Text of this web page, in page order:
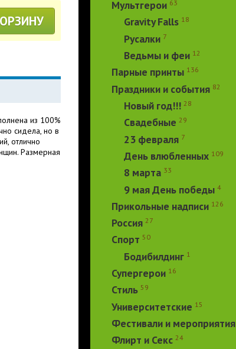
из 100%
сидела, но в
отлично
Размерная
Мультгерои 63
Gravity Falls 18
Русалки 7
Ведьмы и феи 12
Парные принты 136
Праздники и события 82
Новый год!!! 28
Свадебные 29
23 февраля 7
День влюбленных 109
8 марта 33
9 мая День победы 4
Прикольные надписи 126
Россия 27
Спорт 50
Бодибилдинг 1
Супергерои 16
Стиль 59
Университетские 15
Фестивали и мероприятия
Флирт и Секс 24